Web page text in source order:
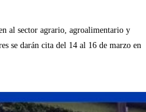
al sector agrario, agroalimentario y
se darán cita del 14 al 16 de marzo en